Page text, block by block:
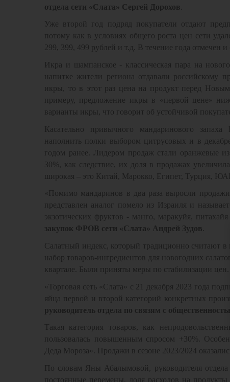
отдела сети «Слата» Сергей Дорохов
Уже второй год подряд покупатели отдают
потому как в условиях общего роста цен сети
299, 399, 499 рублей и т.д. В течение года отмечен
Икра и шампанское - классическая пара на
напитке жители региона отдавали российскому
икры, то в этот раз цена на продукт перед
примеру, предложение икры в «первой цене»
варианты икры, что говорит об устойчивой
Касательно привычного мандаринового
наполнить полки выбором цитрусовых и в
годом ранее. Лидером продаж стали оранжевые
30%, как следствие, их доля в продажах
широкая – это Китай, Марокко, Египет, Турция,
«Помимо мандаринов в два раза выросли
представлен аналог помело из Израиля и
экзотических фруктов - манго, маракуйя,
закупок ФРОВ сети «Слата» Андрей Зудов
Салатный индекс, который традиционно считают в
набор товаров-ингредиентов для новогодних
квартале. Были приняты меры по стабилизации цен.
«Торговая сеть «Слата» с 21 декабря 2023 года
яйца первой и второй категорий конкретных
руководитель отдела по связям с
Такая категория товаров, как
пользовалась повышенным спросом +30%.
Деда Мороза». Продажи в сезоне 2023/2024
По словам Яны Абалымовой, руководителя
постоянные перемены, доля расходов на